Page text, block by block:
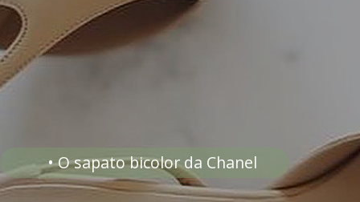
• O sapato bicolor da Chanel